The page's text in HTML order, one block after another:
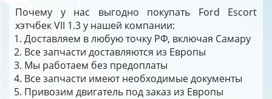
Почему у нас выгодно покупать Ford Escort
хэтчбек VII 1.3 у нашей компании:
Доставляем в любую точку РФ, включая Самару
Все запчасти доставляются из Европы
Мы работаем без предоплаты
Все запчасти имеют необходимые документы
Привозим двигатель под заказ из Европы